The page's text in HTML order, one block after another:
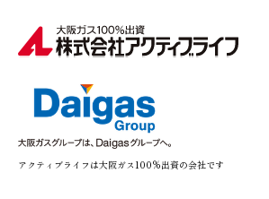
アクティブライフは大阪ガス100%出資の会社です